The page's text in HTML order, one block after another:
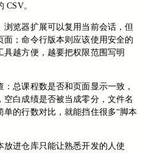
CSV。
览器扩展可以复用当前会话，但
；命令行版本则应该使用安全的
越方便，越要把权限范围写明
总课程数是否和页面显示一致，
白成绩是否被当成零分，文件名
的行数对比，就能挡住很多“脚本
进仓库只能让熟悉开发的人使